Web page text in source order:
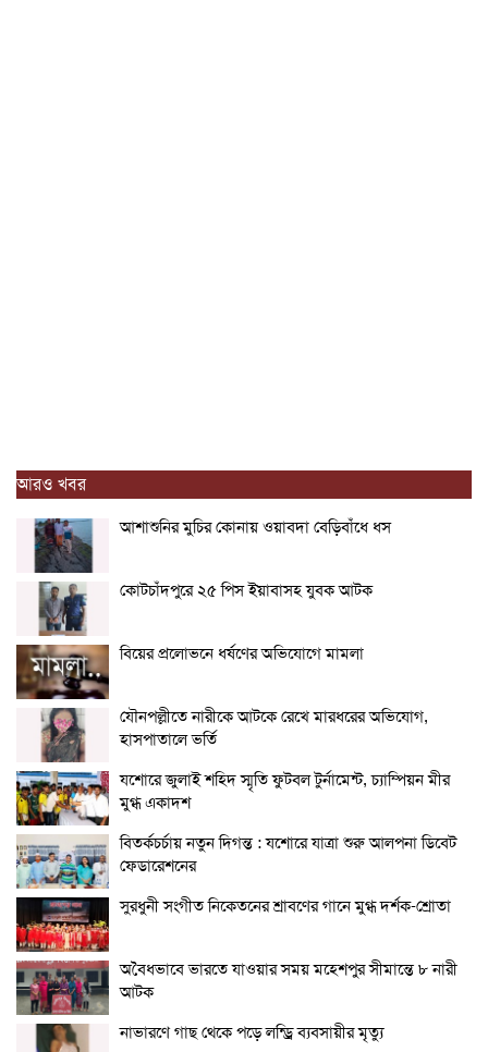
আরও খবর
আশাশুনির মুচির কোনায় ওয়াবদা বেড়িবাঁধে ধস
কোটচাঁদপুরে ২৫ পিস ইয়াবাসহ যুবক আটক
বিয়ের প্রলোভনে ধর্ষণের অভিযোগে মামলা
যৌনপল্লীতে নারীকে আটকে রেখে মারধরের অভিযোগ,
হাসপাতালে ভর্তি
যশোরে জুলাই শহিদ স্মৃতি ফুটবল টুর্নামেন্ট, চ্যাম্পিয়ন মীর
মুগ্ধ একাদশ
বিতর্কচর্চায় নতুন দিগন্ত : যশোরে যাত্রা শুরু আলপনা ডিবেট
ফেডারেশনের
সুরধুনী সংগীত নিকেতনের শ্রাবণের গানে মুগ্ধ দর্শক-শ্রোতা
অবৈধভাবে ভারতে যাওয়ার সময় মহেশপুর সীমান্তে ৮ নারী
আটক
নাভারণে গাছ থেকে পড়ে লন্ড্রি ব্যবসায়ীর মৃত্যু